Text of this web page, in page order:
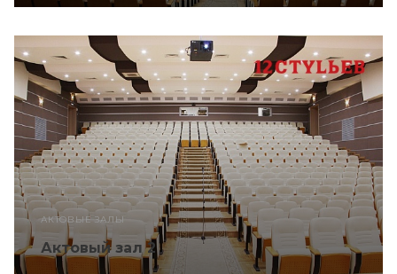
АКТОВЫЕ ЗАЛЫ
Актовый зал 2